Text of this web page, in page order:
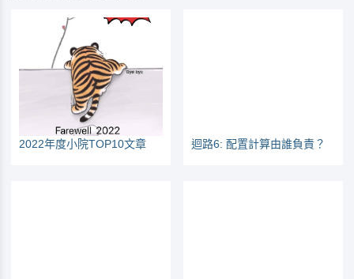
2022年度小院TOP10文章 迴路6: 配置計算由誰負責？